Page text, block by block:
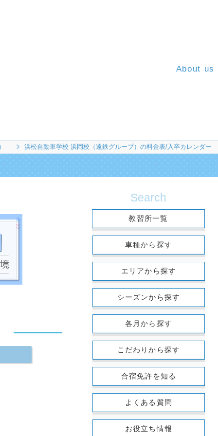
About us
浜松自動車学校 浜岡校（遠鉄グループ）の料金表/入卒カレンダー
Search
教習所一覧
車種から探す
エリアから探す
シーズンから探す
各月から探す
こだわりから探す
合宿免許を知る
よくある質問
お役立ち情報